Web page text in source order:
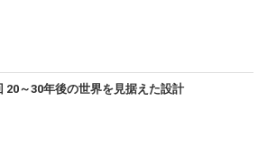
20～30年後の世界を見据えた設計